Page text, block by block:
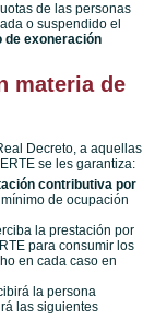
de las personas
o suspendido el
de exoneración
materia de
Decreto, a aquellas
se les garantiza:
contributiva por
de ocupación
la prestación por
para consumir los
en cada caso en
la persona
las siguientes